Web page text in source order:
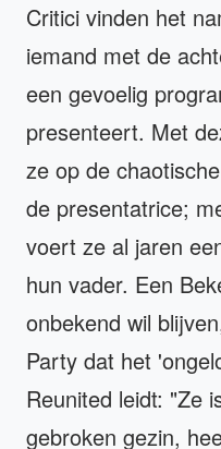
Critici vinden het
iemand met de
een gevoelig
presenteert. Met
ze op de
de presentatrice;
voert ze al jaren
hun vader. Een
onbekend wil
Party dat het
Reunited leidt: "Ze
gebroken gezin,